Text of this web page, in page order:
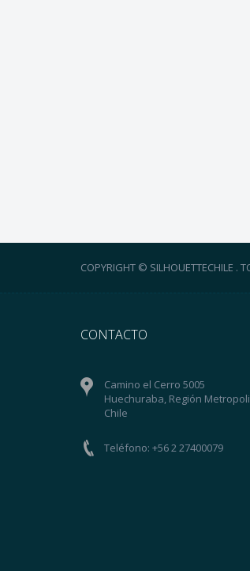
COPYRIGHT © SILHOUETTECHILE .
CONTACTO
Camino el Cerro 5005
Huechuraba, Región
Chile
Teléfono: +56 2 27400079